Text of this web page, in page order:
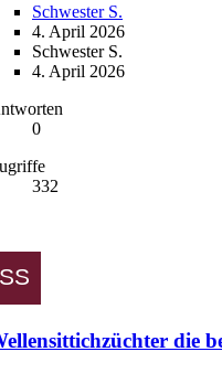
Schwester S.
4. April 2026
Schwester S.
4. April 2026
0
332
die